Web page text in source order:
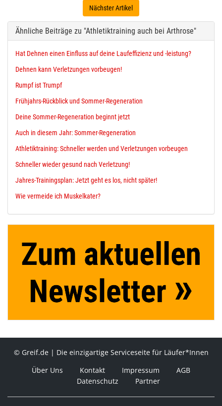
Nächster Artikel
Ähnliche Beiträge zu "Athletiktraining auch bei Arthrose"
Hat Dehnen einen Einfluss auf deine Laufeffizienz und -leistung?
Dehnen kann Verletzungen vorbeugen!
Rumpf ist Trumpf
Frühjahrs-Rückblick und Sommer-Regeneration
Deine Sommer-Regeneration beginnt jetzt
Auch in diesem Jahr: Sommer-Regeneration
Athletiktraining: Schneller werden und Verletzungen vorbeugen
Schneller wieder gesund nach Verletzung!
Jahres-Trainingsplan: Jetzt geht es los, nicht später!
Wie vermeide ich Muskelkater?
© Greif.de | Die einzigartige Serviceseite für Läufer*Innen
Über Uns
Kontakt Impressum
AGB
Datenschutz
Partner